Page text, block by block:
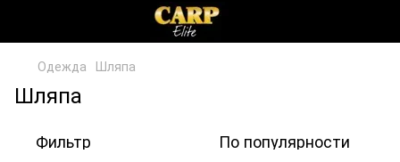
Одежда Шляпа
Шляпа
Фильтр По популярности